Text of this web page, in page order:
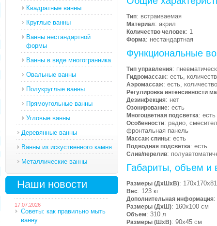
Квадратные ванны
Круглые ванны
Ванны нестандартной
формы
Ванны в виде многогранника
Овальные ванны
Полукруглые ванны
Прямоугольные ванны
Угловые ванны
Деревянные ванны
Ванны из искуственного камня
Металлические ванны
Наши новости
17.07.2026
Советы: как правильно мыть
ванну
Тип: встраиваемая
Материал: акрил
Количество человек: 1
Форма: нестандартная
Функциональные
Тип управления:
Гидромассаж: есть,
Аэромассаж: есть,
Регулировка интенсивности
Дезинфекция: нет
Озонирование: есть
Многоцветная подсветка: есть
Особенности: радио,
фронтальная панель
Массаж спины: есть
Подводная подсветка: есть
Слив/перелив:
Габариты, объем и
Размеры (ДхШхВ):
Вес: 123 кг
Дополнительная информация:
Размеры (ДхШ): 160х100 см
Объем: 310 л
Размеры (ШхВ): 90х45 см